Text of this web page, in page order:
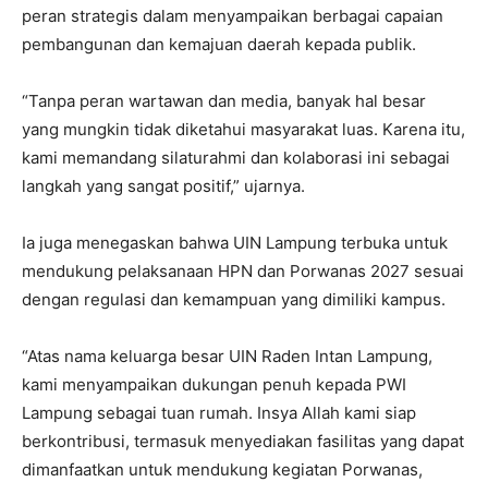
peran strategis dalam menyampaikan berbagai capaian
pembangunan dan kemajuan daerah kepada publik.
“Tanpa peran wartawan dan media, banyak hal besar
yang mungkin tidak diketahui masyarakat luas. Karena itu,
kami memandang silaturahmi dan kolaborasi ini sebagai
langkah yang sangat positif,” ujarnya.
Ia juga menegaskan bahwa UIN Lampung terbuka untuk
mendukung pelaksanaan HPN dan Porwanas 2027 sesuai
dengan regulasi dan kemampuan yang dimiliki kampus.
“Atas nama keluarga besar UIN Raden Intan Lampung,
kami menyampaikan dukungan penuh kepada PWI
Lampung sebagai tuan rumah. Insya Allah kami siap
berkontribusi, termasuk menyediakan fasilitas yang dapat
dimanfaatkan untuk mendukung kegiatan Porwanas,